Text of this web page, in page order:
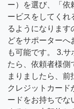
ー）を選び、「依
ービスをしてくれ
るようになります
どをサポーターへ
も可能です。 3.
たら、依頼者様側
まりましたら、前
クレジットカード
ードをお持ちでな